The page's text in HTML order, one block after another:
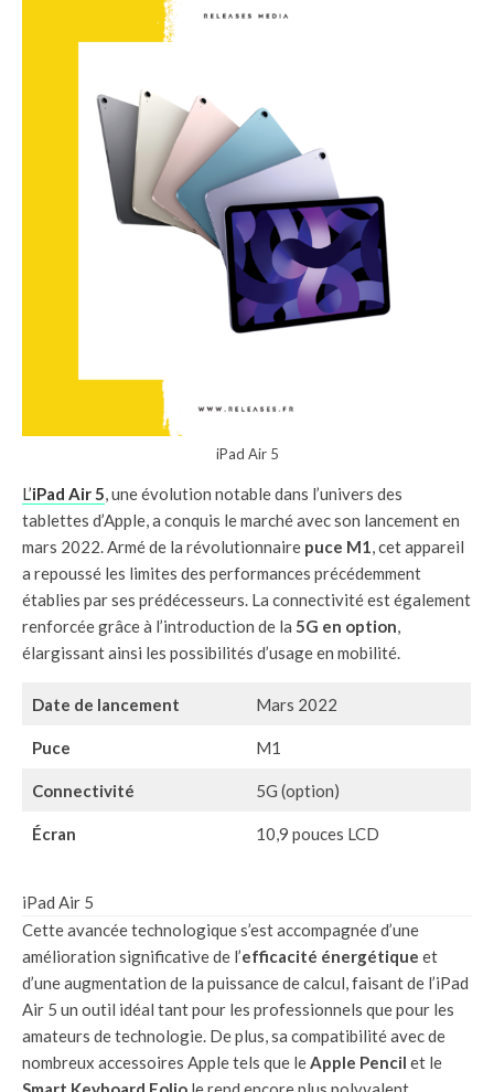
iPad Air 5
L’iPad Air 5, une évolution notable dans l’univers des
tablettes d’Apple, a conquis le marché avec son lancement en
mars 2022. Armé de la révolutionnaire puce M1, cet appareil
a repoussé les limites des performances précédemment
établies par ses prédécesseurs. La connectivité est également
renforcée grâce à l’introduction de la 5G en option,
élargissant ainsi les possibilités d’usage en mobilité.
Date de lancement Mars 2022
Puce M1
Connectivité 5G (option)
Écran 10,9 pouces LCD
iPad Air 5
Cette avancée technologique s’est accompagnée d’une
amélioration significative de l’efficacité énergétique et
d’une augmentation de la puissance de calcul, faisant de l’iPad
Air 5 un outil idéal tant pour les professionnels que pour les
amateurs de technologie. De plus, sa compatibilité avec de
nombreux accessoires Apple tels que leApple Pencil et le